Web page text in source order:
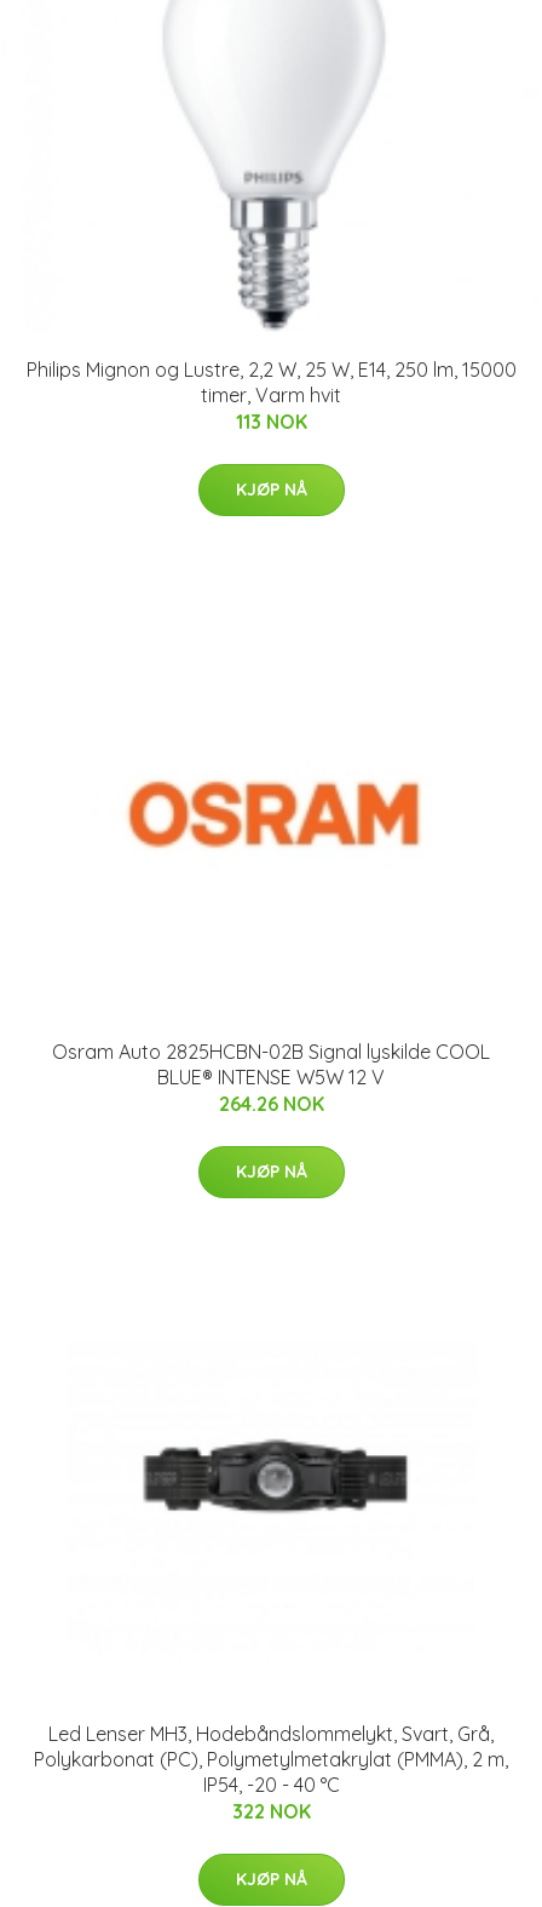
Philips Mignon og Lustre, 2,2 W, 25 W, E14, 250 lm, 15000
timer, Varm hvit
113 NOK
KJØP NÅ
Osram Auto 2825HCBN-02B Signal lyskilde COOL
BLUE® INTENSE W5W 12 V
264.26 NOK
KJØP NÅ
Led Lenser MH3, Hodebåndslommelykt, Svart, Grå,
Polykarbonat (PC), Polymetylmetakrylat (PMMA), 2 m,
IP54, -20 - 40 °C
322 NOK
KJØP NÅ